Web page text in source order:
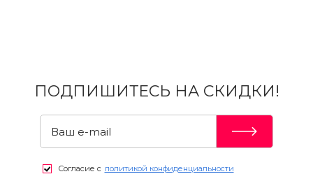
ПОДПИШИТЕСЬ НА СКИДКИ!
Согласие с политикой конфиденциальности